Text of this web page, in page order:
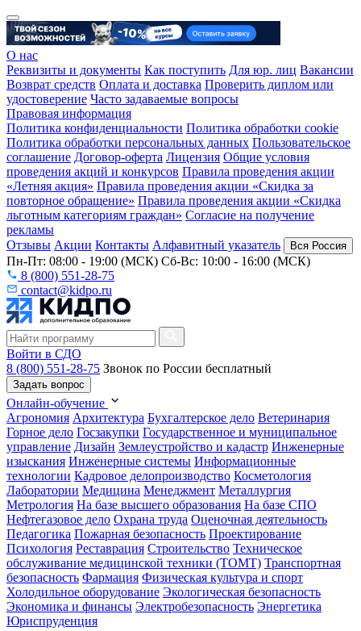
О нас
Реквизиты и документы Как поступить Для юр. лиц Вакансии
Возврат средств Оплата и доставка Проверить диплом или
удостоверение Часто задаваемые вопросы
Правовая информация
Политика конфиденциальности Политика обработки cookie
Политика обработки персональных данных Пользовательское
соглашение Договор-оферта Лицензия Общие условия
проведения акций и конкурсов Правила проведения акции
«Летняя акция» Правила проведения акции «Скидка за
повторное обращение» Правила проведения акции «Скидка
льготным категориям граждан» Согласие на получение
рекламы
Отзывы Акции Контакты Алфавитный указатель Вся Россия
Пн-Пт: 08:00 - 19:00 (МСК) Сб-Вс: 10:00 - 16:00 (МСК)
8 (800) 551-28-75
contact@kidpo.ru
Войти в СДО
8 (800) 551-28-75 Звонок по России бесплатный
Задать вопрос
Онлайн-обучение
Агрономия Архитектура Бухгалтерское дело Ветеринария
Горное дело Госзакупки Государственное и муниципальное
управление Дизайн Землеустройство и кадастр Инженерные
изыскания Инженерные системы Информационные
технологии Кадровое делопроизводство Косметология
Лаборатории Медицина Менеджмент Металлургия
Метрология На базе высшего образования На базе СПО
Нефтегазовое дело Охрана труда Оценочная деятельность
Педагогика Пожарная безопасность Проектирование
Психология Реставрация Строительство Техническое
обслуживание медицинской техники (ТОМТ) Транспортная
безопасность Фармация Физическая культура и спорт
Холодильное оборудование Экологическая безопасность
Экономика и финансы Электробезопасность Энергетика
Юриспруденция